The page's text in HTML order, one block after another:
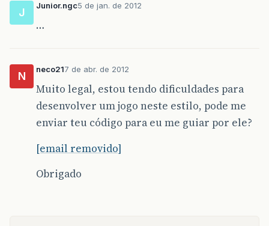
J
Junior.ngc5 de jan. de 2012
…
N
neco217 de abr. de 2012
Muito legal, estou tendo dificuldades para
desenvolver um jogo neste estilo, pode me
enviar teu código para eu me guiar por ele?
[email removido]
Obrigado